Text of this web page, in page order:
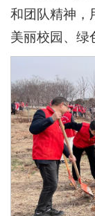
和团队精神，
美丽校园、绿